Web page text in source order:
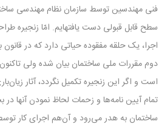
فنی مهندسین توسط سازمان نظام مهندسی
سطح قابل قبولی دست یافتهایم. امّا زنجیره
اجرا، یک حلقه مفقوده حیاتی دارد که در
دوم مقررات ملی ساختمان بیان شده ولی
است و اگر این زنجیره تکمیل نگردد، آثار
تمام آیین نامه‌ها و زحمات لحاظ نمودن آنها
ساختمان به هدر می‌رود و آن‌هم اجرای کار